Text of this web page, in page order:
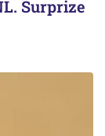
Surprize